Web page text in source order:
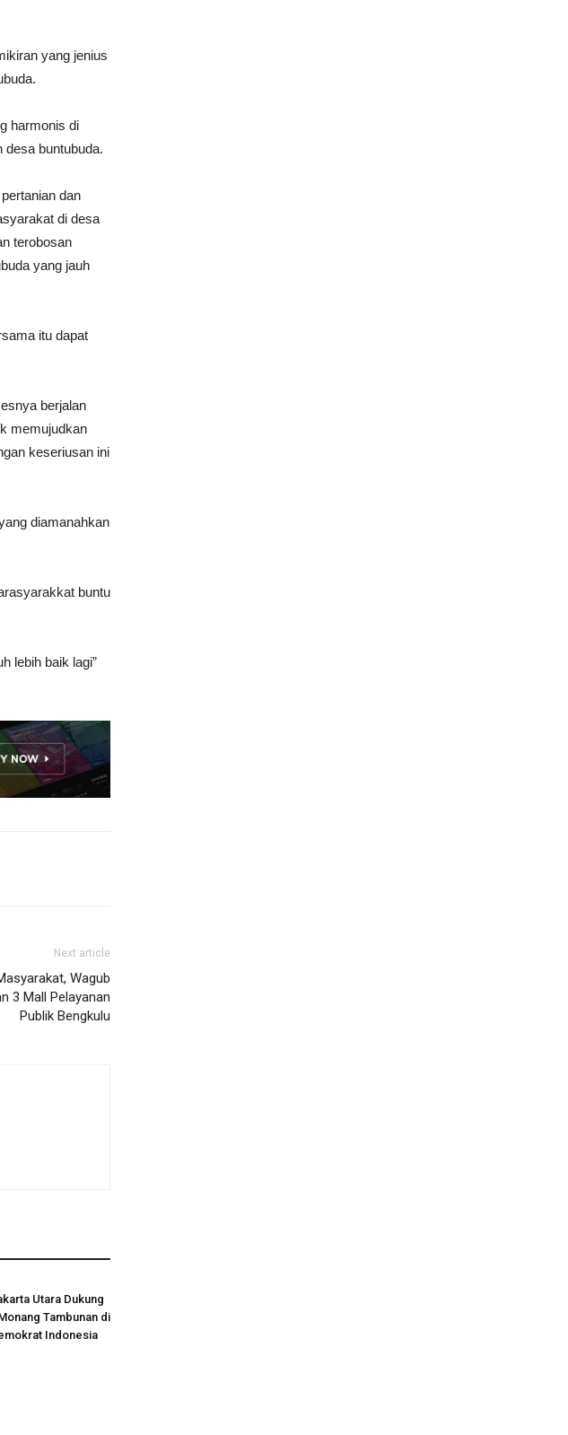
yang jenius
harmonis di
buntubuda.
dan
di desa
terobosan
yang jauh
itu dapat
berjalan
memujudkan
keseriusan ini
diamanahkan
buntu
lebih baik lagi”
Next article
Wagub
3 Mall Pelayanan
Publik Bengkulu
Utara Dukung
Tambunan di
Indonesia